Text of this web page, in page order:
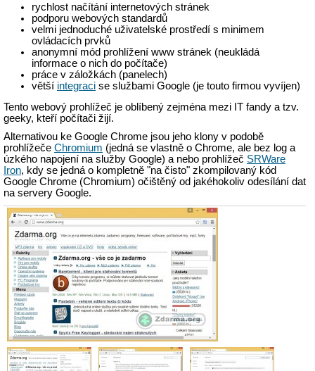
rychlost načítání internetových stránek
podporu webových standardů
velmi jednoduché uživatelské prostředí s minimem
ovládacích prvků
anonymní mód prohlížení www stránek (neukládá
informace o nich do počítače)
práce v záložkách (panelech)
větší integraci se službami Google (je touto firmou vyvíjen)
Tento webový prohlížeč je oblíbený zejména mezi IT fandy a tzv.
geeky, kteří počítači žijí.
Alternativou ke Google Chrome jsou jeho klony v podobě
prohlížeče Chromium (jedná se vlastně o Chrome, ale bez log a
úzkého napojení na služby Google) a nebo prohlížeč SRWare
Iron, kdy se jedná o kompletně "na čisto" zkompilovaný kód
Google Chrome (Chromium) očištěný od jakéhokoliv odesílání dat
na servery Google.